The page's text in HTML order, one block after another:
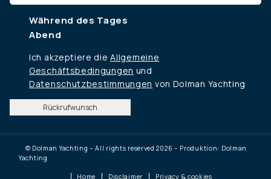
Während des Tages
Abend
Ich akzeptiere dieAllgemeine
Geschäftsbedingungen und
Datenschutzbestimmungen von Dolman Yachting
Rückrufwunsch
© Dolman Yachting – All rights reserved 2026 – Produktion: Dolman
Yachting
Home Disclaimer Privacy & cookies